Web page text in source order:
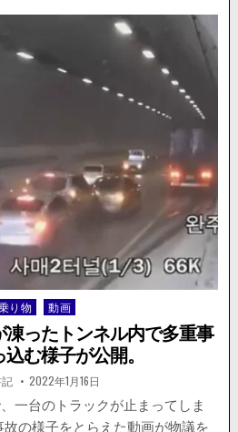
っ
ニ
ス】
車
が
歩
道
突
っ
込
み、
人
が
押
し
て
い
り物 動画
凍ったトンネル内で多重事
む様子が公開。
掲
載
日：
2022年1月16日
一台のトラックが止まってしま
の様子をとらえた動画が物議を